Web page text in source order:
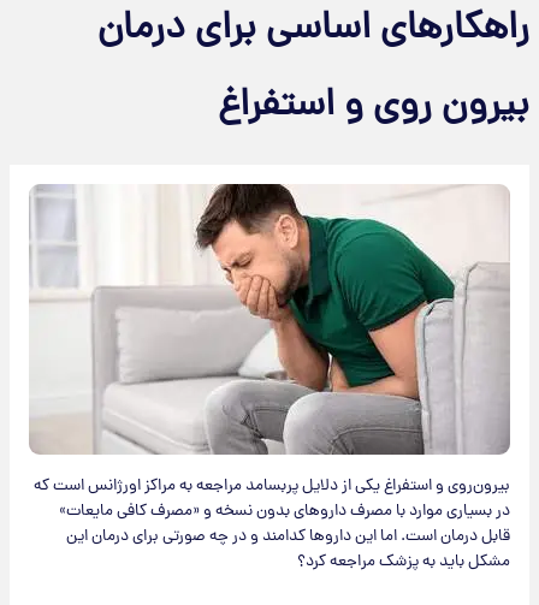
راهکار‌های اساسی برای درمان
بیرون روی و استفراغ
بیرون‌روی و استفراغ یکی از دلایل پربسامد مراجعه به مراکز اورژانس است که
در بسیاری موارد با مصرف داروهای بدون نسخه و «مصرف کافی مایعات»
قابل درمان است. اما این داروها کدامند و در چه صورتی برای درمان این
مشکل باید به پزشک مراجعه کرد؟